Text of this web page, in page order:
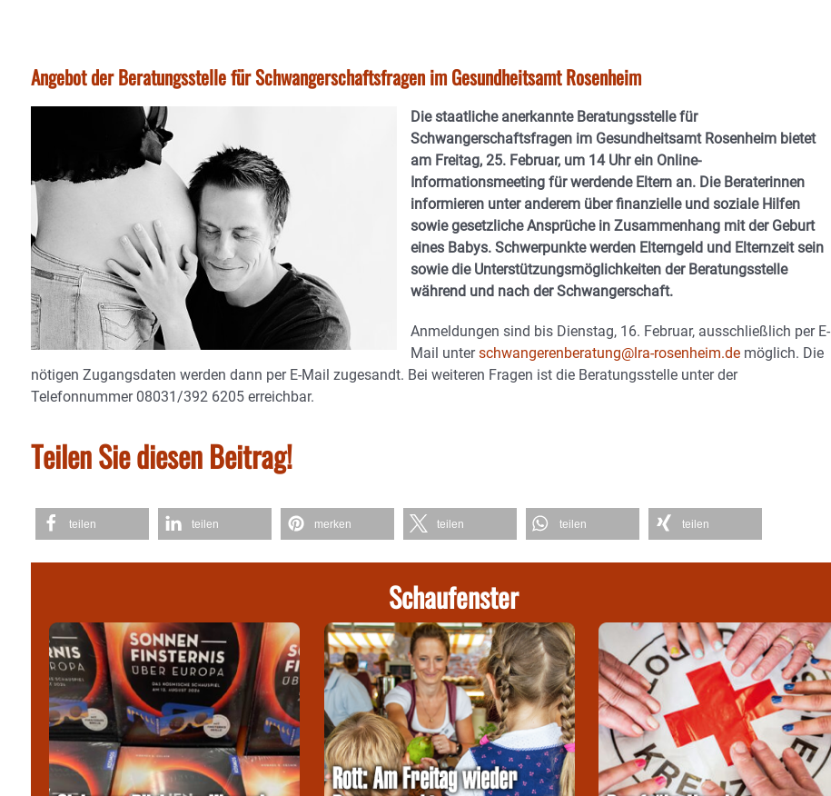
Angebot der Beratungsstelle für Schwangerschaftsfragen im Gesundheitsamt Rosenheim
Die staatliche anerkannte Beratungsstelle für
Schwangerschaftsfragen im Gesundheitsamt Rosenheim bietet
am Freitag, 25. Februar, um 14 Uhr ein Online-
Informationsmeeting für werdende Eltern an. Die Beraterinnen
informieren unter anderem über finanzielle und soziale Hilfen
sowie gesetzliche Ansprüche in Zusammenhang mit der Geburt
eines Babys. Schwerpunkte werden Elterngeld und Elternzeit sein
sowie die Unterstützungsmöglichkeiten der Beratungsstelle
während und nach der Schwangerschaft.
Anmeldungen sind bis Dienstag, 16. Februar, ausschließlich per E-
Mail unterschwangerenberatung@lra-rosenheim.de möglich. Die
nötigen Zugangsdaten werden dann per E-Mail zugesandt. Bei weiteren Fragen ist die Beratungsstelle unter der
Telefonnummer 08031/392 6205 erreichbar.
Teilen Sie diesen Beitrag!
teilen teilen merken teilen teilen teilen
Schaufenster